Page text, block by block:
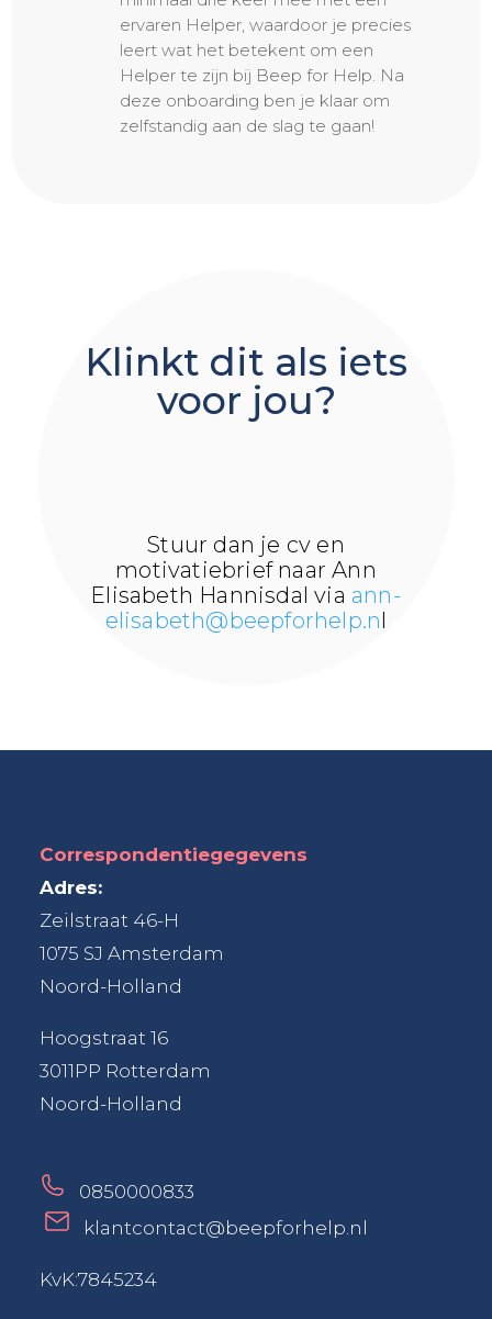
ervaren Helper, waardoor je precies
leert wat het betekent om een
Helper te zijn bij Beep for Help. Na
deze onboarding ben je klaar om
zelfstandig aan de slag te gaan!
Klinkt dit als iets
voor jou?
Stuur dan je cv en
motivatiebrief naar Ann
Elisabeth Hannisdal via ann-
elisabeth@beepforhelp.nl
Correspondentiegegevens
Adres:
Zeilstraat 46-H
1075 SJ Amsterdam
Noord-Holland
Hoogstraat 16
3011PP Rotterdam
Noord-Holland
0850000833
klantcontact@beepforhelp.nl
KvK:7845234